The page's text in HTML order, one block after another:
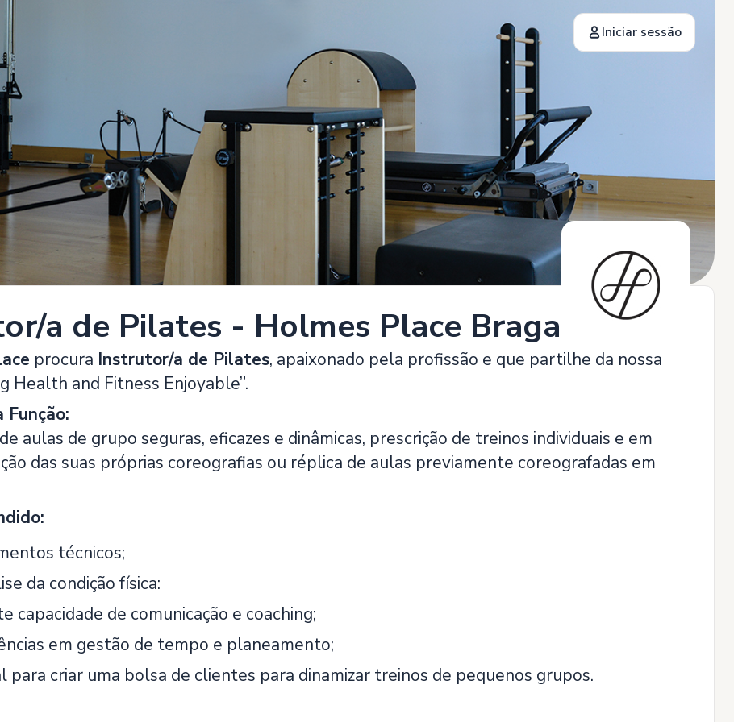
Iniciar sessão
a de Pilates - Holmes Place Braga
procura Instrutor/a de Pilates, apaixonado pela profissão e que partilhe da nossa
Health and Fitness Enjoyable”.
Função:
aulas de grupo seguras, eficazes e dinâmicas, prescrição de treinos individuais e em
das suas próprias coreografias ou réplica de aulas previamente coreografadas em
técnicos;
da condição física:
capacidade de comunicação e coaching;
em gestão de tempo e planeamento;
para criar uma bolsa de clientes para dinamizar treinos de pequenos grupos.